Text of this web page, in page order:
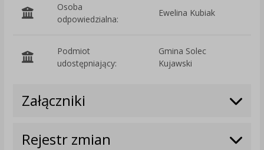
Osoba
odpowiedzialna:
Ewelina Kubiak
Podmiot
udostępniający:
Gmina Solec
Kujawski
Załączniki
Rejestr zmian